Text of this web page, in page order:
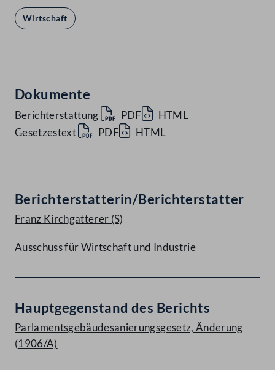
Wirtschaft
Dokumente
Berichterstattung PDF
HTML
Gesetzestext
PDF HTML
Berichterstatterin/Berichterstatter
Franz Kirchgatterer (S)
Ausschuss für Wirtschaft und Industrie
Hauptgegenstand des Berichts
Parlamentsgebäudesanierungsgesetz, Änderung
(1906/A)